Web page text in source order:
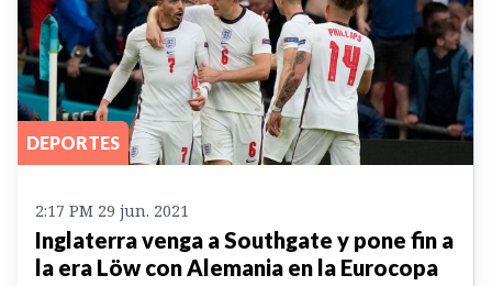
DEPORTES
2:17 PM 29 jun. 2021
Inglaterra venga a Southgate y pone fin a
la era Löw con Alemania en la Eurocopa